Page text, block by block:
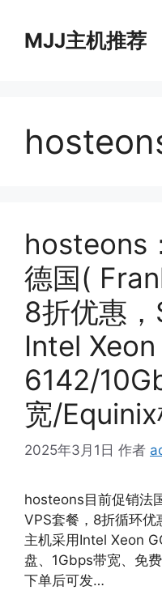
MJJ主机推荐
hosteons
德国(
8折优惠，
Intel
6142/
宽/
2025年3月1日 作者
hosteons目前促销法
VPS套餐，8折循环
主机采用Intel Xeon
盘、1Gbps带宽、免
下单后可发…